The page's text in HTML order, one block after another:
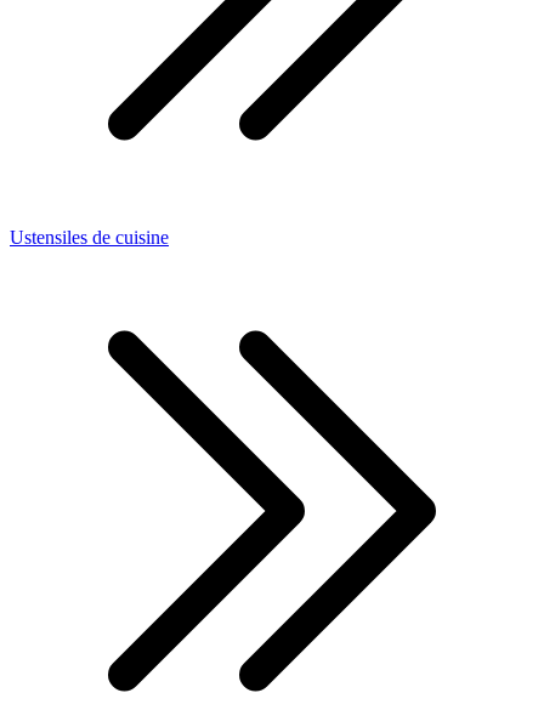
Ustensiles de cuisine